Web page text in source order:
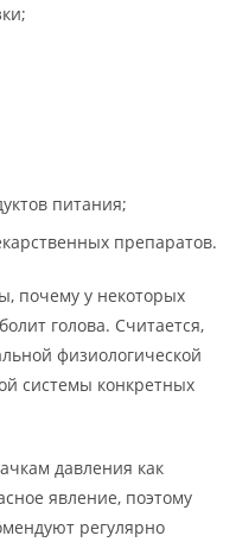
питания;
препаратов.
почему у некоторых
голова. Считается,
физиологической
системы конкретных
давления как
явление, поэтому
регулярно